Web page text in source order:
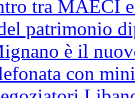
tra MAECI
patrimonio
è il
con